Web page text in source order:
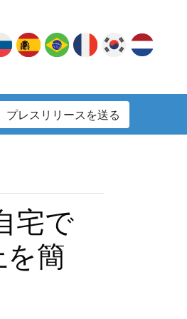
プレスリリースを送る
宅で
簡